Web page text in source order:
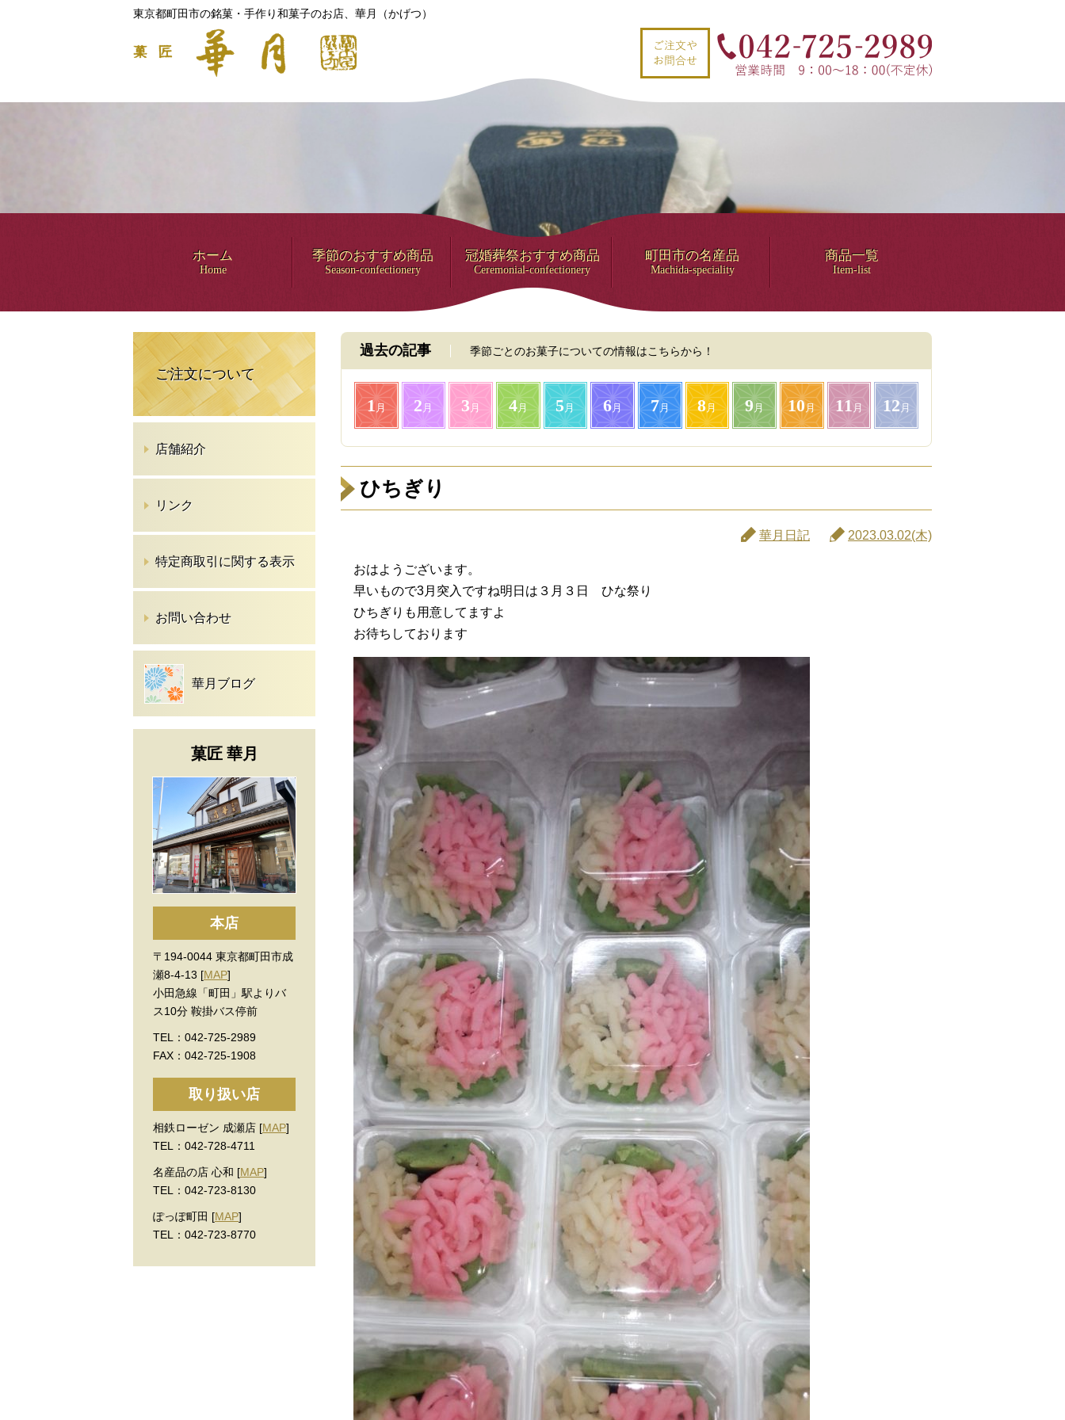
東京都町田市の銘菓・手作り和菓子のお店、華月（かげつ）
ホーム
Home
季節のおすすめ商品
Season-confectionery
冠婚葬祭おすすめ商品
Ceremonial-confectionery
町田市の名産品
Machida-speciality
商品一覧
Item-list
過去の記事 季節ごとのお菓子についての情報はこちらから！
1月 2 月 3 月 4月 5月 6月 7月 8月 9月 10月 11 月 12 月
ひちぎり
華月日記 2023.03.02(木)
おはようございます。
早いもので3月突入ですね明日は３月３日 ひな祭り
ひちぎりも用意してますよ
お待ちしております
ご注文について
店舗紹介
リンク
特定商取引に関する表示
お問い合わせ
華月ブログ
菓匠 華月
本店
〒194-0044 東京都町田市成
瀬8-4-13 [MAP]
小田急線「町田」駅よりバ
ス10分 鞍掛バス停前
TEL：042-725-2989
FAX：042-725-1908
取り扱い店
相鉄ローゼン 成瀬店 [MAP]
TEL：042-728-4711
名産品の店 心和 [MAP]
TEL：042-723-8130
ぽっぽ町田 [MAP]
TEL：042-723-8770